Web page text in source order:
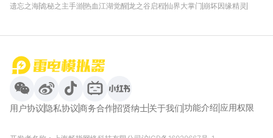
遗忘之海诡秘之主手游热血江湖觉醒龙之谷启程仙界大掌门 崩坏因缘精灵
用户协议隐私协议商务合作招贤纳士关于我们功能介绍 应用权限
首页
微信
微博 抖音 哔哩哔哩